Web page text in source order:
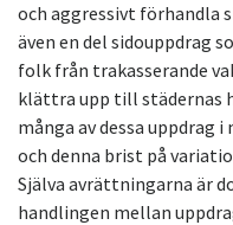
och aggressivt förhandla
även en del sidouppdrag
folk från trakasserande
klättra upp till städernas
många av dessa
och denna brist på
Själva avrättningarna är
handlingen mellan